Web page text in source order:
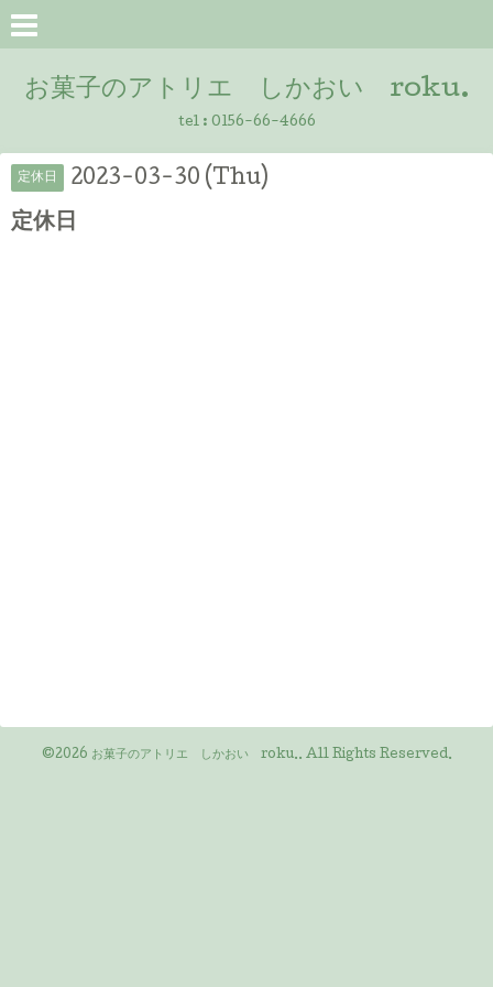
お菓子のアトリエ しかおい roku.
tel : 0156-66-4666
定休日 2023-03-30 (Thu)
定休日
©2026 お菓子のアトリエ しかおい roku.. All Rights Reserved.